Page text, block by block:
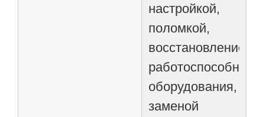
настройкой,
поломкой,
восстановлением
оборудования,
заменой